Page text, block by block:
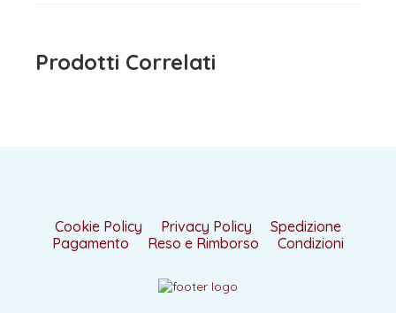
Prodotti Correlati
Cookie Policy Privacy Policy
Spedizione
Pagamento
Reso e Rimborso Condizioni